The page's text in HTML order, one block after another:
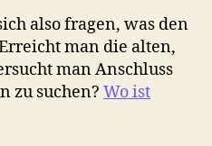
also fragen, was den
man die alten,
man Anschluss
zu suchen? Wo ist